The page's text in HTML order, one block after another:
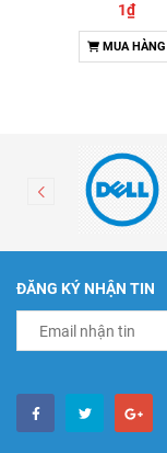
1₫
MUA HÀNG
ĐĂNG KÝ NHẬN TIN